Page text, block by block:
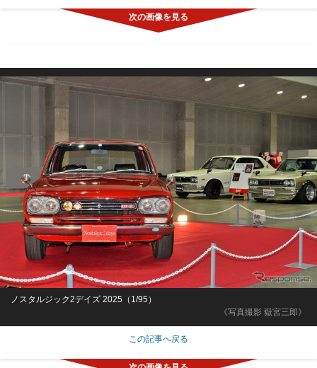
《写真撮影 嶽宮三郎》
ノスタルジック2デイズ 2025（1/95）
この記事へ戻る